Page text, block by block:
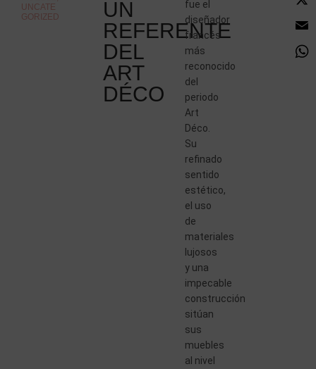
UNCATE
GORIZED
UN
REFERENTE
DEL
ART
DÉCO
fue el
diseñador
francés
más
reconocido
del
periodo
Art
Déco.
Su
refinado
sentido
estético,
el uso
de
materiales
lujosos
y una
impecable
construcción
sitúan
sus
muebles
al nivel